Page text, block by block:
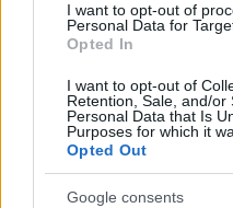
I want to opt-out of
Personal Data for
Opted In
I want to opt-out of
Retention, Sale, and/or
Personal Data that Is
Purposes for which it
Opted Out
Google consents
Η ΣΤΗΛΗ ΜΑΣ